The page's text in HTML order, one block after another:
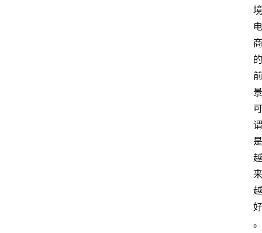
境
电
商
的
前
景
可
谓
是
越
来
越
好
。